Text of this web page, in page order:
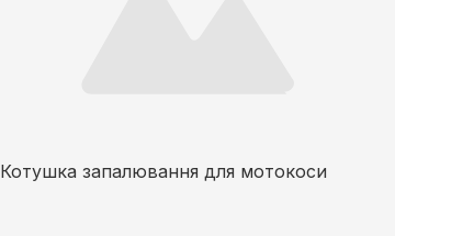
Котушка запалювання для мотокоси